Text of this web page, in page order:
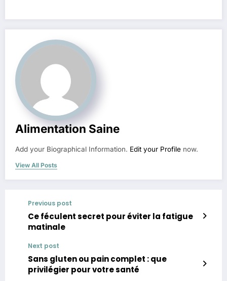
Alimentation Saine
Add your Biographical Information. Edit your Profile now.
View All Posts
Previous post
Ce féculent secret pour éviter la fatigue
matinale
Next post
Sans gluten ou pain complet : que
privilégier pour votre santé